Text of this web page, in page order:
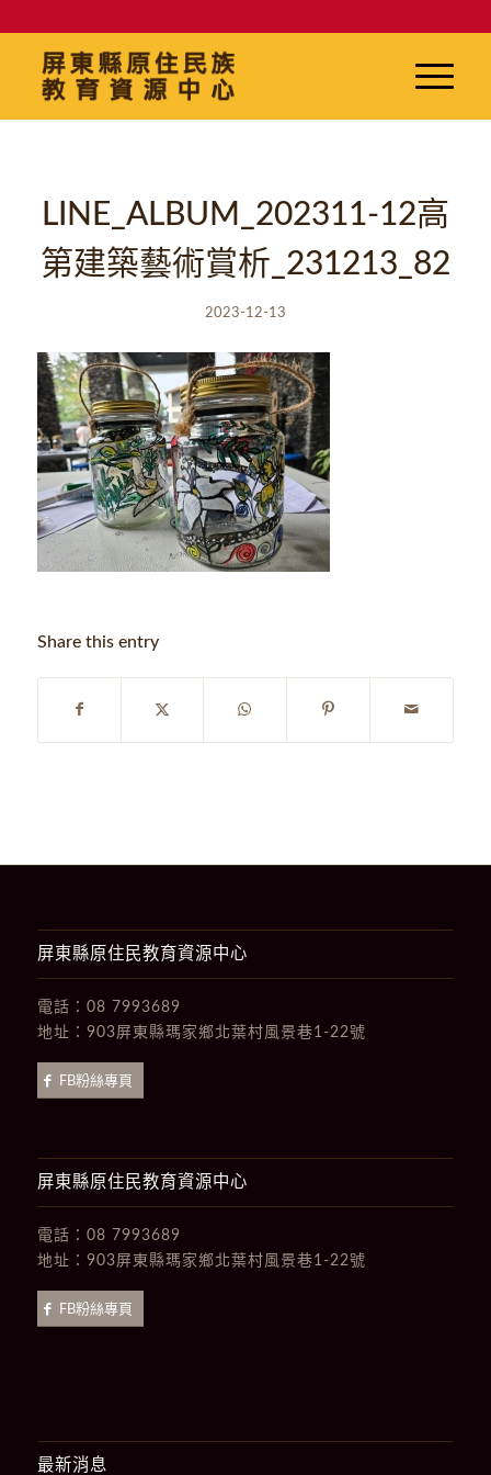
LINE_ALBUM_202311-12高
第建築藝術賞析_231213_82
2023-12-13
Share this entry
屏東縣原住民教育資源中心
電話： 08 7993689
地址： 903屏東縣瑪家鄉北葉村風景巷1-22號
FB粉絲專頁
屏東縣原住民教育資源中心
電話： 08 7993689
地址： 903屏東縣瑪家鄉北葉村風景巷1-22號
FB粉絲專頁
最新消息